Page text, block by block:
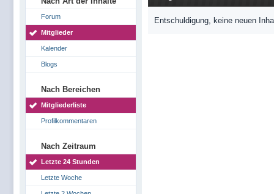
Forum
Mitglieder
Kalender
Blogs
Nach Bereichen
Mitgliederliste
Profilkommentaren
Nach Zeitraum
Letzte 24 Stunden
Letzte Woche
Entschuldigung, keine neuen